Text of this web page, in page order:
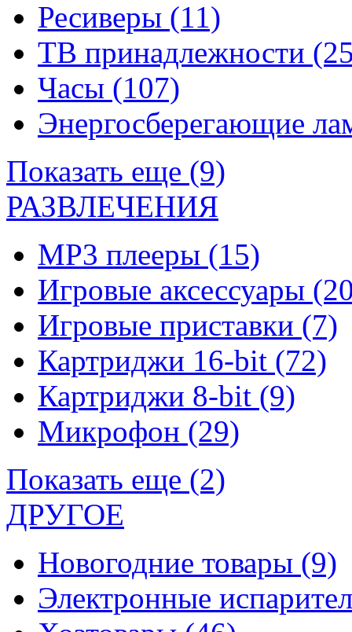
Ресиверы (11)
ТВ принадлежности
Часы (107)
Энергосберегающие
Показать еще (9)
РАЗВЛЕЧЕНИЯ
MP3 плееры (15)
Игровые аксессуары
Игровые приставки (7)
Картриджи 16-bit (72)
Картриджи 8-bit (9)
Микрофон (29)
Показать еще (2)
ДРУГОЕ
Новогодние товары (9)
Электронные